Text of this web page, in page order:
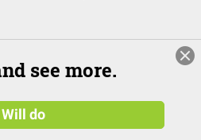
see more.
Will do